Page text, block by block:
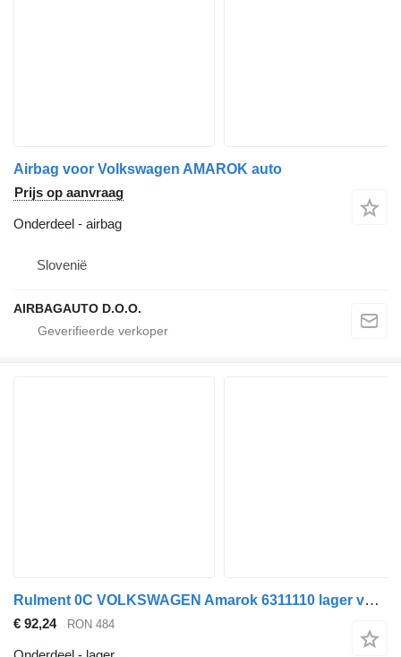
Airbag voor Volkswagen AMAROK auto
Prijs op aanvraag
Onderdeel - airbag
Slovenië
AIRBAGAUTO D.O.O.
Rulment 0C VOLKSWAGEN Amarok 6311110 lager voor Volkswagen Amarok auto
€ 92,24 RON 484